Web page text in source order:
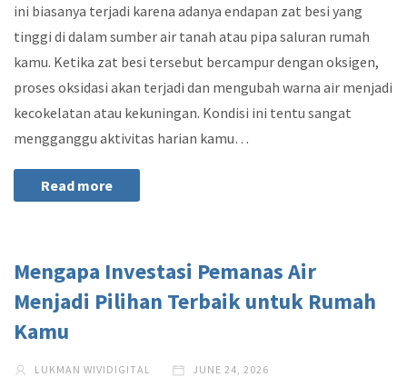
ini biasanya terjadi karena adanya endapan zat besi yang
tinggi di dalam sumber air tanah atau pipa saluran rumah
kamu. Ketika zat besi tersebut bercampur dengan oksigen,
proses oksidasi akan terjadi dan mengubah warna air menjadi
kecokelatan atau kekuningan. Kondisi ini tentu sangat
mengganggu aktivitas harian kamu…
Read more
Mengapa Investasi Pemanas Air
Menjadi Pilihan Terbaik untuk Rumah
Kamu
LUKMAN WIVIDIGITAL JUNE 24, 2026